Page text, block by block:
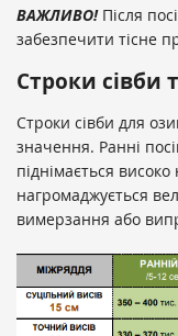
ВАЖЛИВО!Після
забезпечити тісне
Строки сівби
Строки сівби для
значення. Ранні
піднімається
нагромаджується
вимерзання або